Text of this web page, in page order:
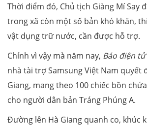
Thời điểm đó, Chủ tịch Giàng Mí Say
trong xã còn một số bản khó khăn,
vật dụng trữ nước, cần được hỗ trợ.
Chính vì vậy mà năm nay, Báo điện
nhà tài trợ Samsung Việt Nam quyết
Giang, mang theo 100 chiếc bồn
cho người dân bản Tráng Phúng A.
Đường lên Hà Giang quanh co, khúc